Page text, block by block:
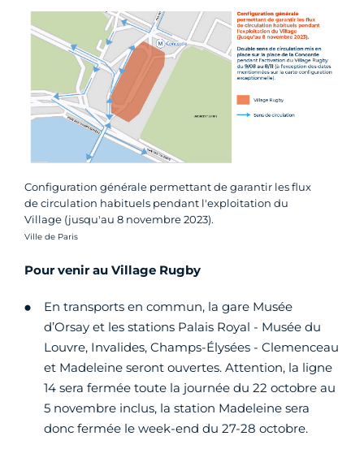
Configuration générale permettant de garantir les flux
de circulation habituels pendant l'exploitation du
Village (jusqu'au 8 novembre 2023).
Crédit photo :
Ville de Paris
Pour venir au Village Rugby
En transports en commun, la gare Musée
d’Orsay et les stations Palais Royal - Musée du
Louvre, Invalides, Champs-Élysées - Clemenceau
et Madeleine seront ouvertes. Attention, la ligne
14 sera fermée toute la journée du 22 octobre au
5 novembre inclus, la station Madeleine sera
donc fermée le week-end du 27-28 octobre.